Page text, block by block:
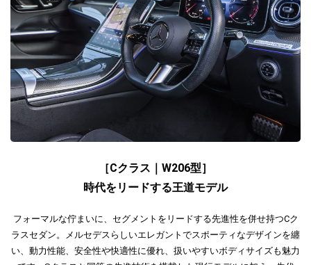
［Cクラス｜W206型］
時代をリードする王道モデル
フォーマルな佇まいに、セグメントをリードする先進性を併せ持つCク
ラスセダン。メルセデスらしいエレガントでスポーティなデザインを纏
い、動力性能、安全性や快適性に優れ、扱いやすいボディサイズも魅力